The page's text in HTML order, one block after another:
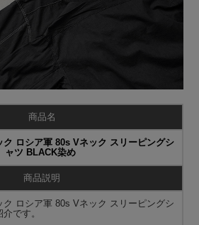
商品名
ロシア軍 80s Vネック スリーピングシ
ャツ BLACK染め
商品説明
ロシア軍 80s Vネック スリーピングシ
です。